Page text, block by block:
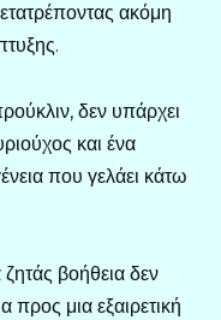
ακόμη
δεν υπάρχει
και ένα
που γελάει κάτω
βοήθεια δεν
προς μια εξαιρετική